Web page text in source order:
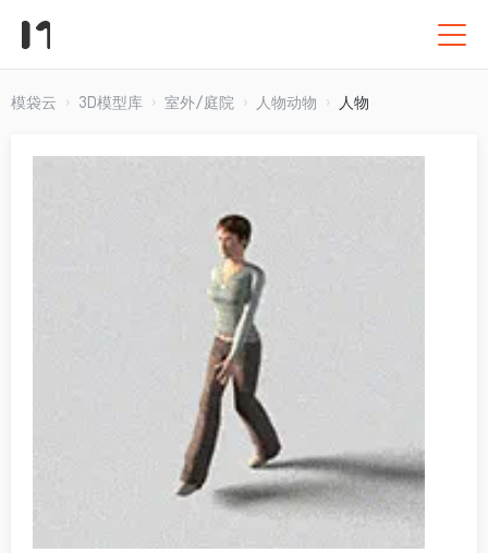
模袋云 3D模型库 室外/庭院 人物动物 人物